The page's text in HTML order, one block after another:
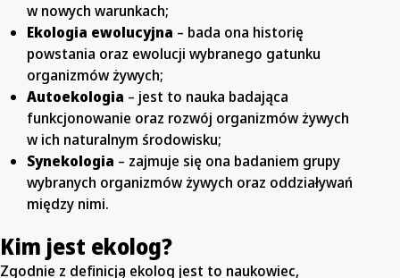
w nowych warunkach;
Ekologia ewolucyjna – bada ona historię
powstania oraz ewolucji wybranego gatunku
organizmów żywych;
Autoekologia – jest to nauka badająca
funkcjonowanie oraz rozwój organizmów żywych
w ich naturalnym środowisku;
Synekologia – zajmuje się ona badaniem grupy
wybranych organizmów żywych oraz oddziaływań
między nimi.
Kim jest ekolog?
Zgodnie z definicją ekolog jest to naukowiec,